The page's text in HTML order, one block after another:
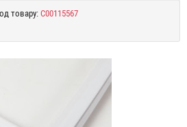
товару:C00115567